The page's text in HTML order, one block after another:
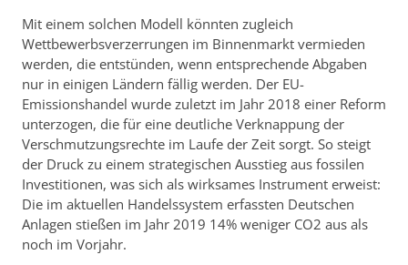
Mit einem solchen Modell könnten zugleich
Wettbewerbsverzerrungen im Binnenmarkt vermieden
werden, die entstünden, wenn entsprechende Abgaben
nur in einigen Ländern fällig werden. Der EU-
Emissionshandel wurde zuletzt im Jahr 2018 einer Reform
unterzogen, die für eine deutliche Verknappung der
Verschmutzungsrechte im Laufe der Zeit sorgt. So steigt
der Druck zu einem strategischen Ausstieg aus fossilen
Investitionen, was sich als wirksames Instrument erweist:
Die im aktuellen Handelssystem erfassten Deutschen
Anlagen stießen im Jahr 2019 14% weniger CO2 aus als
noch im Vorjahr.